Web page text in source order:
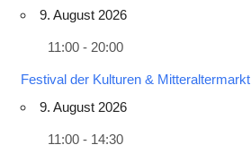
9. August 2026
11:00 - 20:00
Festival der Kulturen & Mitteraltermarkt
9. August 2026
11:00 - 14:30